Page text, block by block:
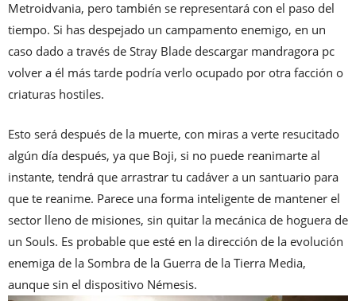
Metroidvania, pero también se representará con el paso del
tiempo. Si has despejado un campamento enemigo, en un
caso dado a través de Stray Blade descargar mandragora pc
volver a él más tarde podría verlo ocupado por otra facción o
criaturas hostiles.
Esto será después de la muerte, con miras a verte resucitado
algún día después, ya que Boji, si no puede reanimarte al
instante, tendrá que arrastrar tu cadáver a un santuario para
que te reanime. Parece una forma inteligente de mantener el
sector lleno de misiones, sin quitar la mecánica de hoguera de
un Souls. Es probable que esté en la dirección de la evolución
enemiga de la Sombra de la Guerra de la Tierra Media,
aunque sin el dispositivo Némesis.